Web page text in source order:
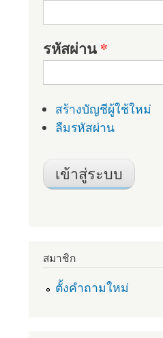
รหัสผ่าน*
สร้างบัญชีผู้ใช้ใหม่
ลืมรหัสผ่าน
สมาชิก
ตั้งคำถามใหม่